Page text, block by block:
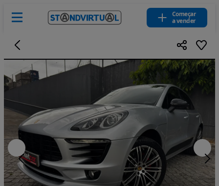
Começar
a vender